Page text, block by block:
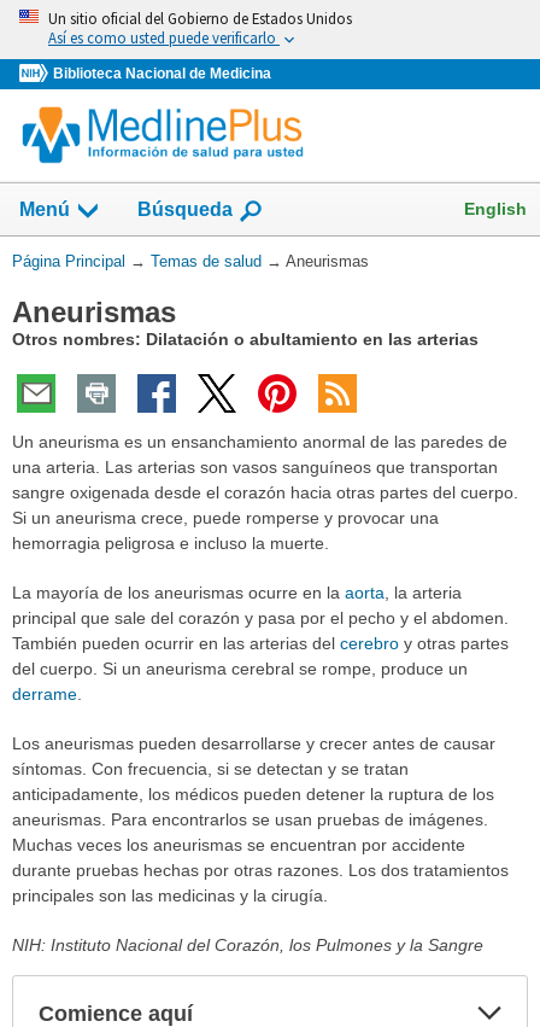
Omita
vaya
al
Contenido
Un sitio oficial del Gobierno de Estados Unidos
Así es como usted puede verificarlo
Biblioteca Nacional de Medicina
Menú
Mostrar
campo
de
Búsqueda English
Usted
aquí:
Página Principal → Temas de salud → Aneurismas
Aneurismas
Otros nombres: Dilatación o abultamiento en las arterias
Un aneurisma es un ensanchamiento anormal de las paredes de
una arteria. Las arterias son vasos sanguíneos que transportan
sangre oxigenada desde el corazón hacia otras partes del cuerpo.
Si un aneurisma crece, puede romperse y provocar una
hemorragia peligrosa e incluso la muerte.
La mayoría de los aneurismas ocurre en la aorta , la arteria
principal que sale del corazón y pasa por el pecho y el abdomen.
También pueden ocurrir en las arterias del cerebro y otras partes
del cuerpo. Si un aneurisma cerebral se rompe, produce un
derrame
Los aneurismas pueden desarrollarse y crecer antes de causar
síntomas. Con frecuencia, si se detectan y se tratan
anticipadamente, los médicos pueden detener la ruptura de los
aneurismas. Para encontrarlos se usan pruebas de imágenes.
Muchas veces los aneurismas se encuentran por accidente
durante pruebas hechas por otras razones. Los dos tratamientos
principales son las medicinas y la cirugía.
NIH: Instituto Nacional del Corazón, los Pulmones y la Sangre
Comience aquí